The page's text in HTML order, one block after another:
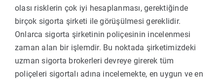
olası risklerin çok iyi hesaplanması, gerektiğinde
birçok sigorta şirketi ile görüşülmesi gereklidir.
Onlarca sigorta şirketinin poliçesinin incelenmesi
zaman alan bir işlemdir. Bu noktada şirketimizdeki
uzman sigorta brokerleri devreye girerek tüm
poliçeleri sigortalı adına incelemekte, en uygun ve en